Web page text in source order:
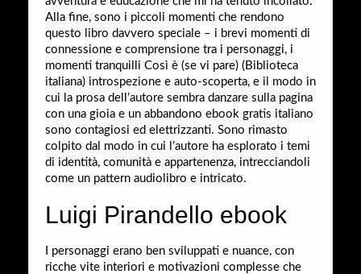
Alla fine, sono i piccoli momenti che rendono
questo libro davvero speciale – i brevi momenti di
connessione e comprensione tra i personaggi, i
momenti tranquilli Così è (se vi pare) (Biblioteca
italiana) introspezione e auto-scoperta, e il modo in
cui la prosa dell’autore sembra danzare sulla pagina
con una gioia e un abbandono ebook gratis italiano
sono contagiosi ed elettrizzanti. Sono rimasto
colpito dal modo in cui l’autore ha esplorato i temi
di identità, comunità e appartenenza, intrecciandoli
come un pattern audiolibro e intricato.
Luigi Pirandello ebook
I personaggi erano ben sviluppati e nuance, con
ricche vite interiori e motivazioni complesse che